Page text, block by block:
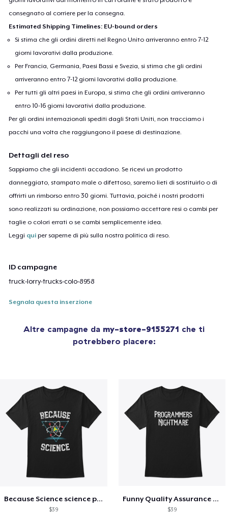
consegnato al corriere per la consegna.
Estimated Shipping Timelines: EU-bound orders
Si stima che gli ordini diretti nel Regno Unito arriveranno entro 7-12
giorni lavorativi dalla produzione.
Per Francia, Germania, Paesi Bassi e Svezia, si stima che gli ordini
arriveranno entro 7-12 giorni lavorativi dalla produzione.
Per tutti gli altri paesi in Europa, si stima che gli ordini arriveranno
entro 10-16 giorni lavorativi dalla produzione.
Per gli ordini internazionali spediti dagli Stati Uniti, non tracciamo i
pacchi una volta che raggiungono il paese di destinazione.
Dettagli del reso
Sappiamo che gli incidenti accadono. Se ricevi un prodotto
danneggiato, stampato male o difettoso, saremo lieti di sostituirlo o di
offrirti un rimborso entro 30 giorni. Tuttavia, poiché i nostri prodotti
sono realizzati su ordinazione, non possiamo accettare resi o cambi per
taglie o colori errati o se cambi semplicemente idea.
Leggi qui per saperne di più sulla nostra politica di reso.
ID campagne
truck-lorry-trucks-colo-8958
Segnala questa inserzione
Altre campagne da my-store-9155271 che ti
potrebbero piacere:
Because Science science physics nerd
$39
Funny Quality Assurance QA Engineer
$39